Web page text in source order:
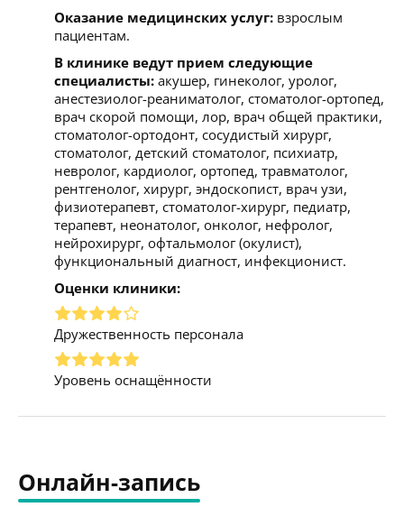
Оказание медицинских услуг: взрослым
пациентам.
В клинике ведут прием следующие
специалисты: акушер, гинеколог, уролог,
анестезиолог-реаниматолог, стоматолог-ортопед,
врач скорой помощи, лор, врач общей практики,
стоматолог-ортодонт, сосудистый хирург,
стоматолог, детский стоматолог, психиатр,
невролог, кардиолог, ортопед, травматолог,
рентгенолог, хирург, эндоскопист, врач узи,
физиотерапевт, стоматолог-хирург, педиатр,
терапевт, неонатолог, онколог, нефролог,
нейрохирург, офтальмолог (окулист),
функциональный диагност, инфекционист.
Оценки клиники:
Дружественность персонала
Уровень оснащённости
Онлайн-запись